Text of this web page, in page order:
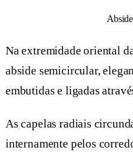
Na extremidade oriental
abside semicircular,
embutidas e ligadas
As capelas radiais
internamente pelos